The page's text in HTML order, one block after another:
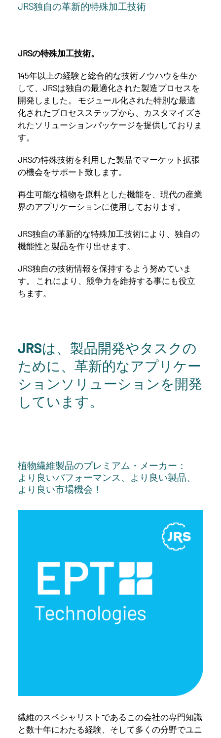
JRS独自の革新的特殊加工技術
JRSの特殊加工技術。
145年以上の経験と総合的な技術ノウハウを生か
して、JRSは独自の最適化された製造プロセスを
開発しました。 モジュール化された特別な最適
化されたプロセスステップから、カスタマイズさ
れたソリューションパッケージを提供しておりま
す。
JRSの特殊技術を利用した製品でマーケット拡張
の機会をサポート致します。
再生可能な植物を原料とした機能を、現代の産業
界のアプリケーションに使用しております。
JRS独自の革新的な特殊加工技術により、独自の
機能性と製品を作り出せます。
JRS独自の技術情報を保持するよう努めていま
す。 これにより、競争力を維持する事にも役立
ちます。
JRSは、製品開発やタスクの
ために、革新的なアプリケー
ションソリューションを開発
しています。
植物繊維製品のプレミアム・メーカー：
より良いパフォーマンス、より良い製品、
より良い市場機会！
繊維のスペシャリストであるこの会社の専門知識
と数十年にわたる経験、そして多くの分野でユニ